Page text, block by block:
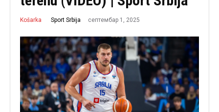
Košarka Sport Srbija септембар 1, 2025